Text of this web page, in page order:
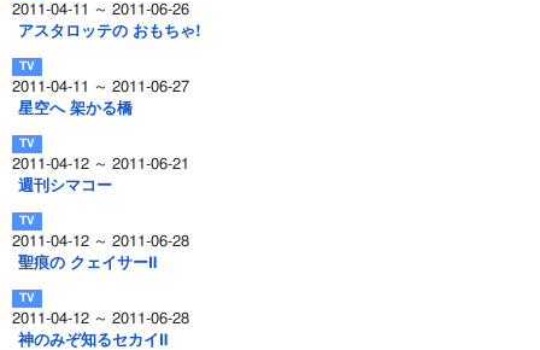
2011-04-11 ～ 2011-06-26
アスタロッテの おもちゃ!
2011-04-11 ～ 2011-06-27
星空へ 架かる橋
2011-04-12 ～ 2011-06-21
週刊シマコー
2011-04-12 ～ 2011-06-28
聖痕の クェイサーⅡ
2011-04-12 ～ 2011-06-28
神のみぞ知るセカイⅡ